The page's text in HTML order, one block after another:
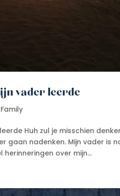
vader leerde
Family
Huh zul je misschien
gaan nadenken. Mijn vader is
over mijn...